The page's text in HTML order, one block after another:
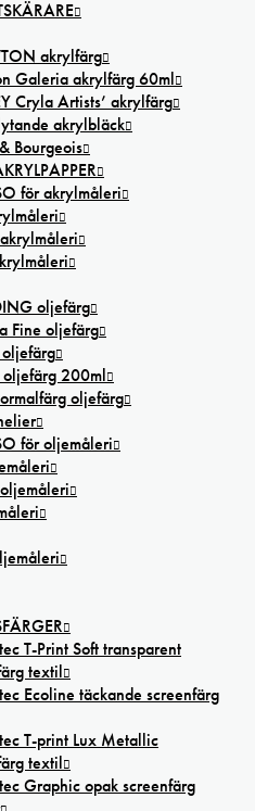
akrylfärg
Galeria akrylfärg 60ml
Cryla Artists’ akrylfärg
akrylbläck
Bourgeois
för akrylmåleri
oljefärg
Fine oljefärg
200ml
oljefärg
för oljemåleri
T-Print Soft transparent
textil
Ecoline täckande screenfärg
T-print Lux Metallic
textil
Graphic opak screenfärg